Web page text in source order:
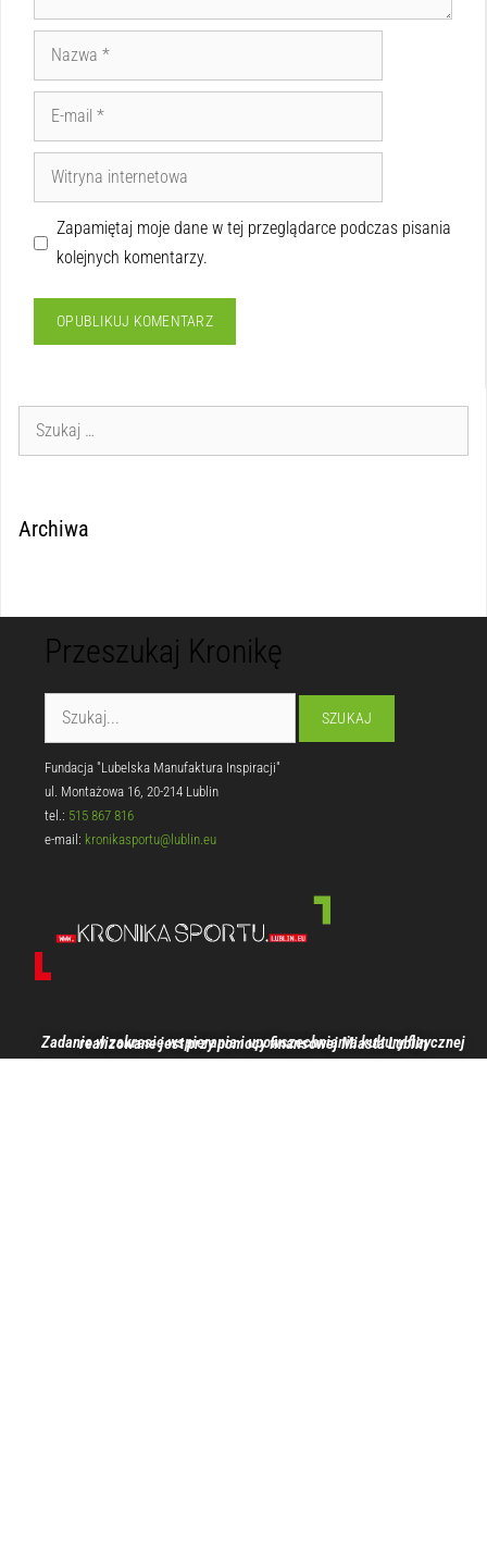
Zapamiętaj moje dane w tej przeglądarce podczas pisania
kolejnych komentarzy.
Archiwa
Przeszukaj Kronikę
Fundacja "Lubelska Manufaktura Inspiracji"
ul. Montażowa 16, 20-214 Lublin
tel.: 515 867 816
e-mail: kronikasportu@lublin.eu
Zadanie w zakresie wspierania i upowszechniania kultury fizycznej realizowane jest przy pomocy finansowej Miasta Lublin